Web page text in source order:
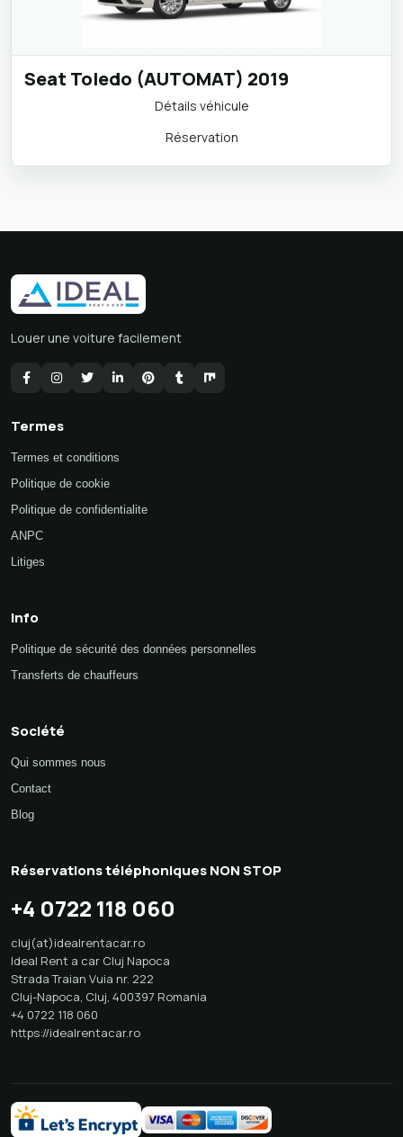
Seat Toledo (AUTOMAT) 2019
Détails véhicule
Louer une voiture facilement
Termes
Termes et conditions
Politique de cookie
Politique de confidentialite
ANPC
Info
Politique de sécurité des données personnelles
Société
Qui sommes nous
Contact
Réservations téléphoniques NON STOP
+4 0722 118 060
cluj(at)idealrentacar.ro
Ideal Rent a car Cluj Napoca
Strada Traian Vuia nr. 222
Cluj-Napoca,Cluj,400397